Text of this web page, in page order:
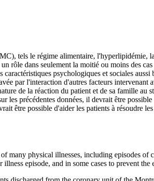
tels le régime alimentaire, l'hyperlipidémie,
rôle dans seulement la moitié ou moins des
psychologiques et sociales
par l'interaction d'autres facteurs
de la réaction du patient et de sa famille au
les précédentes données, il devrait être
être possible d'aider les patients à résoudre
many physical illnesses, including episodes
episode, and in some cases to prevent the